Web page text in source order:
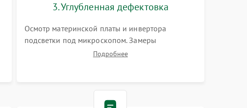
3. Углубленная дефектовка
Осмотр материнской платы и инвертора
подсветки под микроскопом. Замеры
напряжений в цепях питания процессора и
Подробнее